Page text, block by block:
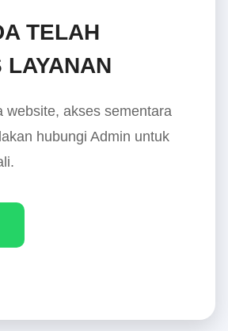
TELAH
website, akses sementara
hubungi Admin untuk